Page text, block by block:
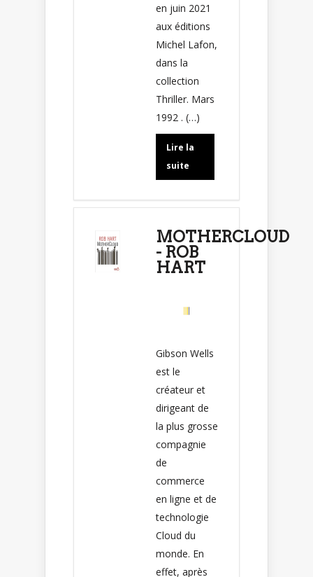
en juin 2021
aux éditions
Michel Lafon,
dans la
collection
Thriller. Mars
1992 . (…)
Lire la
suite
MOTHERCLOUD
- ROB
HART
Gibson Wells
est le
créateur et
dirigeant de
la plus grosse
compagnie
de
commerce
en ligne et de
technologie
Cloud du
monde. En
effet, après